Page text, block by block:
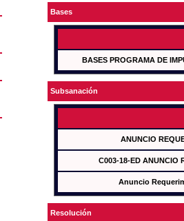
Bases
BASES PROGRAMA DE
Subsanación
ANUNCIO
C003-18-ED ANUNCIO
Anuncio
Resolución